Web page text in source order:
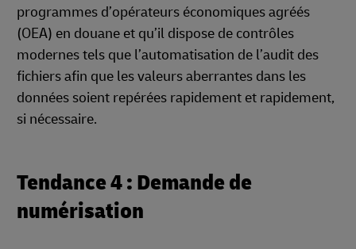
programmes d’opérateurs économiques agréés
(OEA) en douane et qu’il dispose de contrôles
modernes tels que l’automatisation de l’audit des
fichiers afin que les valeurs aberrantes dans les
données soient repérées rapidement et rapidement,
si nécessaire.
Tendance 4 : Demande de
numérisation